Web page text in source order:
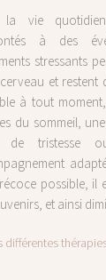
la vie
à des
stressants
et restent
à tout
du sommeil,
de tristesse
possible, il
et ainsi
différentes